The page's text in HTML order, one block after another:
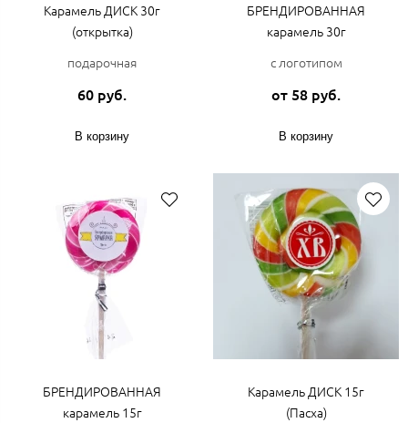
Карамель ДИСК 30г
(открытка)
подарочная
60 руб.
В корзину
БРЕНДИРОВАННАЯ
карамель 30г
с логотипом
от 58 руб.
В корзину
БРЕНДИРОВАННАЯ
карамель 15г
Карамель ДИСК 15г
(Пасха)